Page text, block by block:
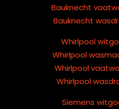
Bauknecht
Bauknecht
Whirlpool
Whirlpool
Whirlpool
Whirlpool
Siemens